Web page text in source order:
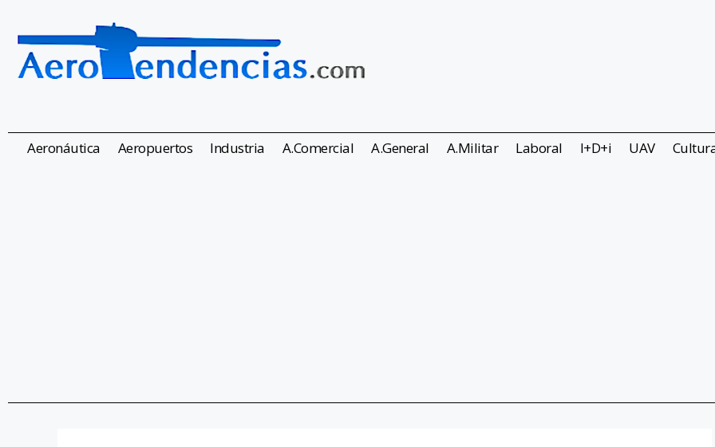
Aeronáutica Aeropuertos Industria A.Comercial A.General A.Militar Laboral I+D+i UAV